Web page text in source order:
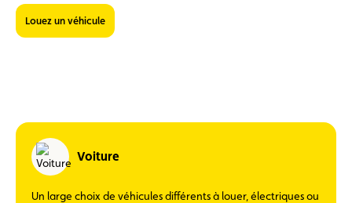
Louez un véhicule
Voiture
Un large choix de véhicules différents à louer, électriques ou